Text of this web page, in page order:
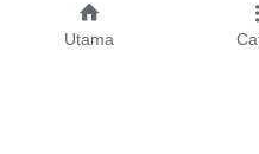
Utama